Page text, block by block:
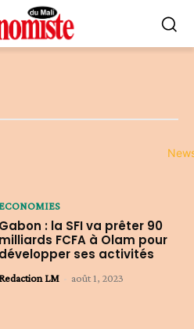
ECONOMIES
Gabon : la SFI va prêter 90
milliards FCFA à Olam pour
développer ses activités
Redaction LM - août 1, 2023